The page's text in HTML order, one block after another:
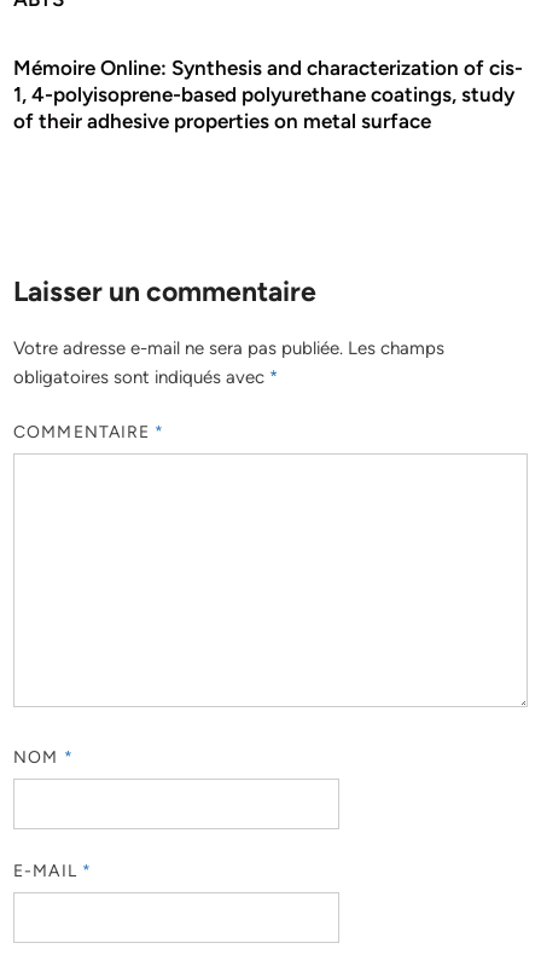
Mémoire Online: Synthesis and characterization of cis-
1, 4-polyisoprene-based polyurethane coatings, study
of their adhesive properties on metal surface
Laisser un commentaire
Votre adresse e-mail ne sera pas publiée. Les champs
obligatoires sont indiqués avec *
COMMENTAIRE *
NOM *
E-MAIL *